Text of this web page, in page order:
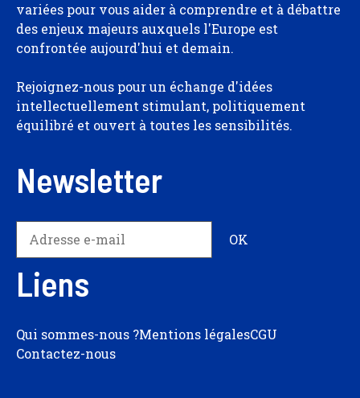
variées pour vous aider à comprendre et à débattre
des enjeux majeurs auxquels l'Europe est
confrontée aujourd'hui et demain.
Rejoignez-nous pour un échange d'idées
intellectuellement stimulant, politiquement
équilibré et ouvert à toutes les sensibilités.
Newsletter
Liens
Qui sommes-nous ?Mentions légalesCGU
Contactez-nous